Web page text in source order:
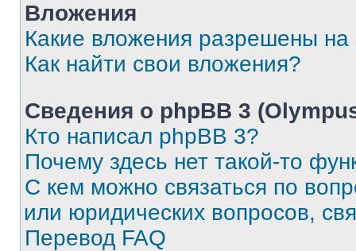
Вложения
Какие вложения разрешены
Как найти свои вложения?
Сведения о phpBB 3
Кто написал phpBB 3?
Почему здесь нет такой-то
С кем можно связаться по
или юридических вопросов,
Перевод FAQ